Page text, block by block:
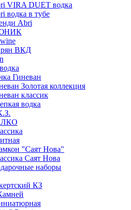
VIRA DUET водка
водка в тубе
Abri
ВКД
Гиневан
Золотая коллекция
классик
водка
"Саят Нова"
Саят Нова
наборы
КЗ